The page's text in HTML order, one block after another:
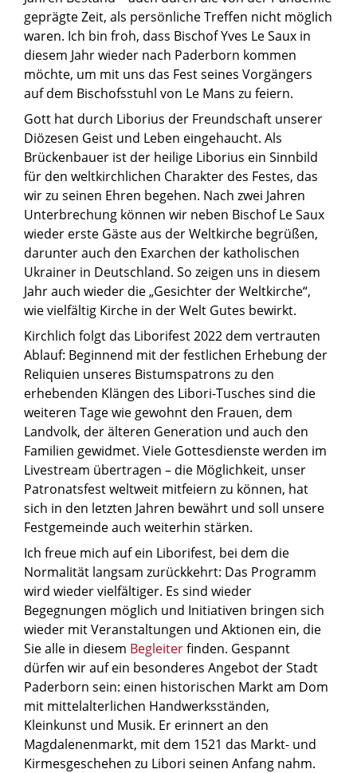
geprägte Zeit, als persönliche Treffen nicht möglich
waren. Ich bin froh, dass Bischof Yves Le Saux in
diesem Jahr wieder nach Paderborn kommen
möchte, um mit uns das Fest seines Vorgängers
auf dem Bischofsstuhl von Le Mans zu feiern.
Gott hat durch Liborius der Freundschaft unserer
Diözesen Geist und Leben eingehaucht. Als
Brückenbauer ist der heilige Liborius ein Sinnbild
für den weltkirchlichen Charakter des Festes, das
wir zu seinen Ehren begehen. Nach zwei Jahren
Unterbrechung können wir neben Bischof Le Saux
wieder erste Gäste aus der Weltkirche begrüßen,
darunter auch den Exarchen der katholischen
Ukrainer in Deutschland. So zeigen uns in diesem
Jahr auch wieder die „Gesichter der Weltkirche“,
wie vielfältig Kirche in der Welt Gutes bewirkt.
Kirchlich folgt das Liborifest 2022 dem vertrauten
Ablauf: Beginnend mit der festlichen Erhebung der
Reliquien unseres Bistumspatrons zu den
erhebenden Klängen des Libori-Tusches sind die
weiteren Tage wie gewohnt den Frauen, dem
Landvolk, der älteren Generation und auch den
Familien gewidmet. Viele Gottesdienste werden im
Livestream übertragen – die Möglichkeit, unser
Patronatsfest weltweit mitfeiern zu können, hat
sich in den letzten Jahren bewährt und soll unsere
Festgemeinde auch weiterhin stärken.
Ich freue mich auf ein Liborifest, bei dem die
Normalität langsam zurückkehrt: Das Programm
wird wieder vielfältiger. Es sind wieder
Begegnungen möglich und Initiativen bringen sich
wieder mit Veranstaltungen und Aktionen ein, die
Sie alle in diesem Begleiterfinden. Gespannt
dürfen wir auf ein besonderes Angebot der Stadt
Paderborn sein: einen historischen Markt am Dom
mit mittelalterlichen Handwerksständen,
Kleinkunst und Musik. Er erinnert an den
Magdalenenmarkt, mit dem 1521 das Markt- und
Kirmesgeschehen zu Libori seinen Anfang nahm.